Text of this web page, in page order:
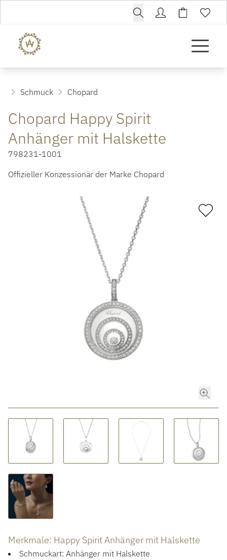
ROLEX CERTIFIED PRE-OWNED
HOCHZEIT
ACCESSOIRES
ÜBER UNS
Schmuck Chopard
Chopard Happy Spirit
Anhänger mit Halskette
798231-1001
Offizieller Konzessionär der Marke Chopard
Merkmale: Happy Spirit Anhänger mit Halskette
Schmuckart: Anhänger mit Halskette